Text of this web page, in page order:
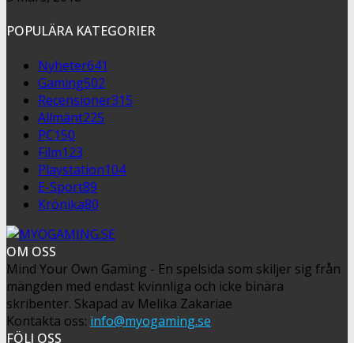
POPULÄRA KATEGORIER
Nyheter641
Gaming502
Recensioner315
Allmänt225
PC150
Film123
Playstation104
E-Sport89
Krönika80
OM OSS
Mind Your Own Gaming - En spelsida som skiljer sig från
mängden med endast kvinnliga och icke binära
skribenter. Skapad av Melika Zakariae
Kontakta oss: info@myogaming.se
FÖLJ OSS